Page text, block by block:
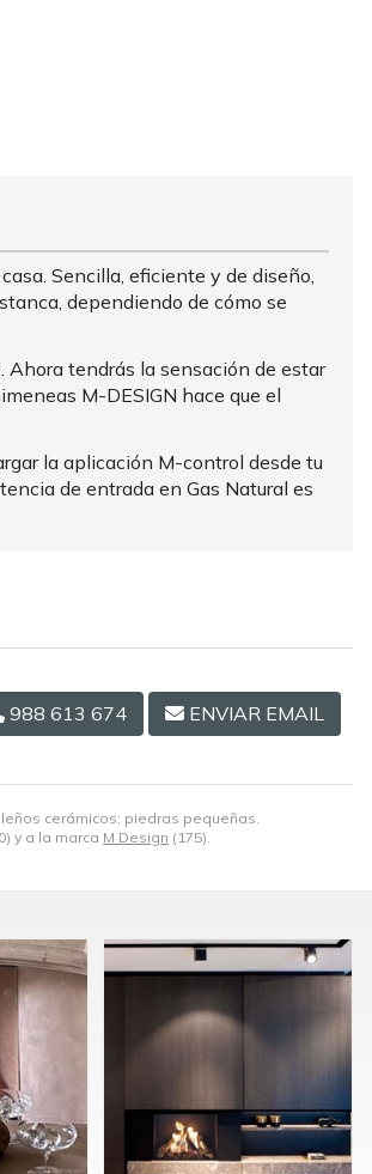
cerámicos; piedras pequeñas.
y a la marca M Design (175).
Sencilla, eficiente y de diseño,
dependiendo de cómo se
Ahora tendrás la sensación de estar
M-DESIGN hace que el
la aplicación M-control desde tu
de entrada en Gas Natural es
988 613 674 ENVIAR EMAIL